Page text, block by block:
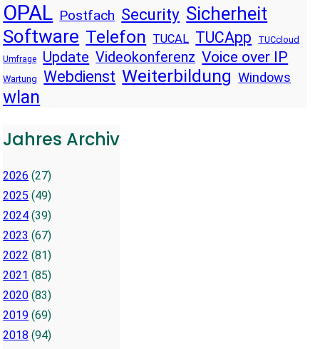
OPAL Postfach Security Sicherheit
Software Telefon TUCAL TUCApp TUCcloud
Umfrage Update Videokonferenz Voice over IP
Wartung Webdienst Weiterbildung Windows
wlan
Jahres Archiv
2026 (27)
2025 (49)
2024 (39)
2023 (67)
2022 (81)
2021 (85)
2020 (83)
2019 (69)
2018 (94)